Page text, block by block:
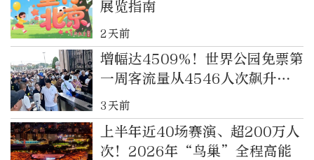
展览指南
2天前
增幅达4509%！世界公园免票第
一周客流量从4546人次飙升至
21万余人次
3天前
上半年近40场赛演、超200万人
次！2026年“鸟巢”全程高能